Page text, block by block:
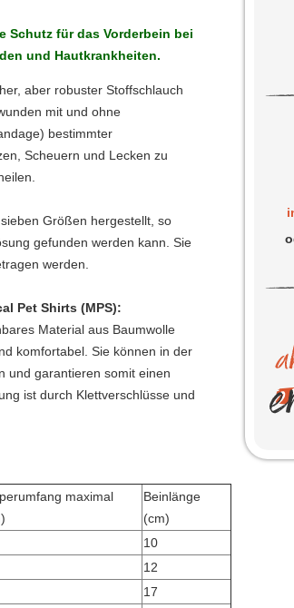
Schutz für das Vorderbein bei
und Hautkrankheiten.
aber robuster Stoffschlauch
mit und ohne
bestimmter
Scheuern und Lecken zu
Größen hergestellt, so
gefunden werden kann. Sie
werden.
Pet Shirts (MPS):
Material aus Baumwolle
komfortabel. Sie können in der
und garantieren somit einen
ist durch Klettverschlüsse und
maximal
Beinlänge
(cm)
10
12
17